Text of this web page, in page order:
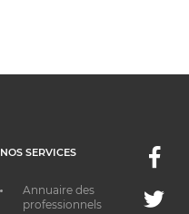
NOS SERVICES
Annuaire des
professionnels